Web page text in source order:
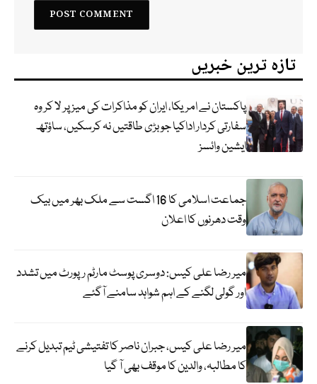
تازہ ترین خبریں
پاکستان نے امریکا، ایران کو مذاکرات کی میز پر لا کر وہ
سفارتی کردار اداکیا جو بڑی طاقتیں نہ کرسکیں، ساؤتھ
ایشین وائسز
جماعت اسلامی کا 16 اگست سے ملک بھر میں بیک
وقت دھرنوں کا اعلان
میر رضا علی کیس: دوسری پوسٹ مارٹم رپورٹ میں تشدد
اور گولی لگنے کے اہم شواہد سامنے آگئے
میر رضا علی کیس، جبران ناصر کا تفتیشی ٹیم تبدیل کرنے
کا مطالبہ، والدین کا موقف بھی آ گیا